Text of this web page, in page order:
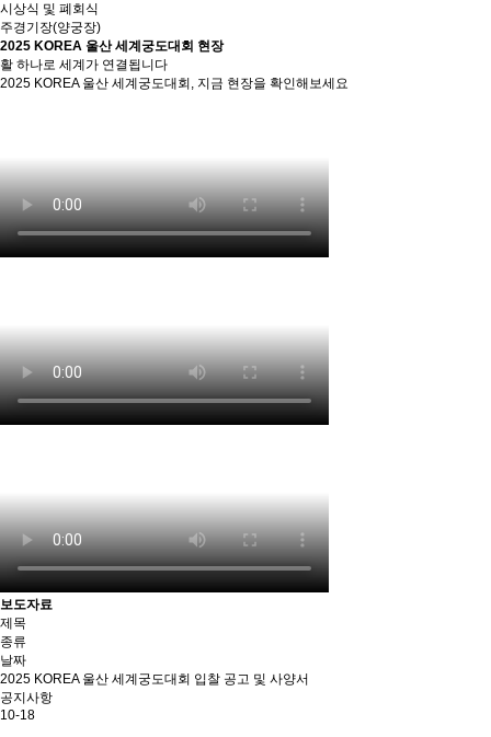
시상식 및 폐회식
주경기장(양궁장)
2025 KOREA 울산 세계궁도대회 현장
활 하나로 세계가 연결됩니다
2025 KOREA 울산 세계궁도대회, 지금 현장을 확인해보세요
보도자료
제목
종류
날짜
2025 KOREA 울산 세계궁도대회 입찰 공고 및 사양서
공지사항
10-18